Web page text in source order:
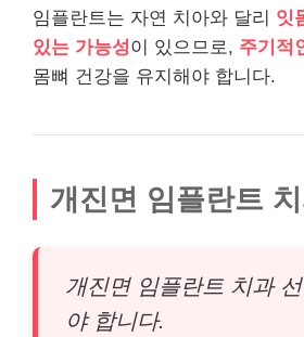
임플란트는 자연 치아와 달리 잇
있는 가능성이 있으므로, 주기적
몸뼈 건강을 유지해야 합니다.
개진면 임플란트
개진면 임플란트 치과
야 합니다.